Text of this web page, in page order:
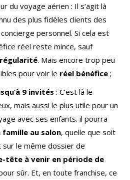
du voyage aérien : Il s’agit là
des plus fidèles clients des
personnel. Si cela est
réel reste mince, sauf
. Mais encore trop peu
pour voir le réel bénéfice ;
9 invités : C’est là le
mais aussi le plus utile pour un
avec ses enfants. il pourra
au salon, quelle que soit
sur le même dossier de
tête à venir en période de
sûr. Et, en toute franchise, ce